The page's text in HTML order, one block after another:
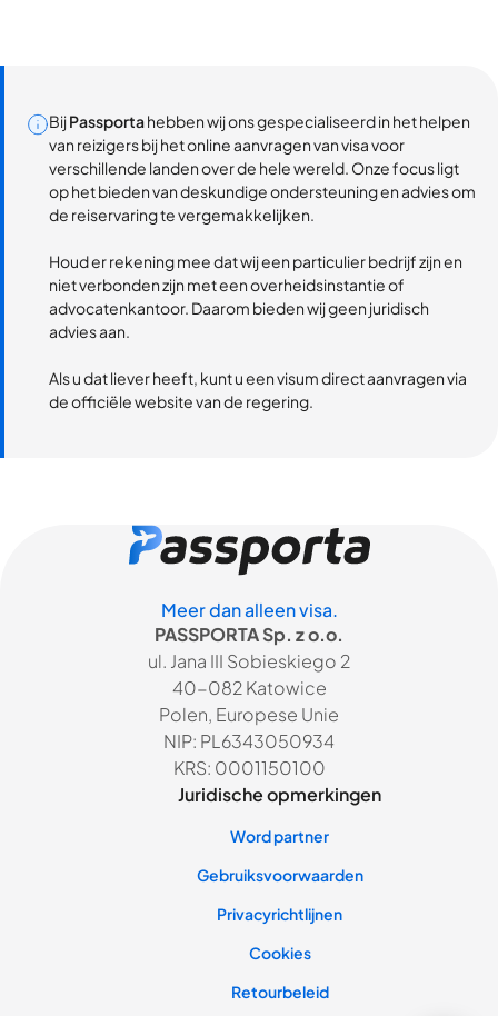
BijPassportahebben wij ons gespecialiseerd in het helpen
van reizigers bij het online aanvragen van visa voor
verschillende landen over de hele wereld. Onze focus ligt
op het bieden van deskundige ondersteuning en advies om
de reiservaring te vergemakkelijken.
Houd er rekening mee dat wij een particulier bedrijf zijn en
niet verbonden zijn met een overheidsinstantie of
advocatenkantoor. Daarom bieden wij geen juridisch
advies aan.
Als u dat liever heeft, kunt u een visum direct aanvragen via
de officiële website van de regering.
Meer dan alleen visa.
PASSPORTA Sp. z o.o.
ul. Jana III Sobieskiego 2
40-082 Katowice
Polen, Europese Unie
NIP: PL6343050934
KRS: 0001150100
Juridische opmerkingen
Word partner
Gebruiksvoorwaarden
Privacyrichtlijnen
Cookies
Retourbeleid